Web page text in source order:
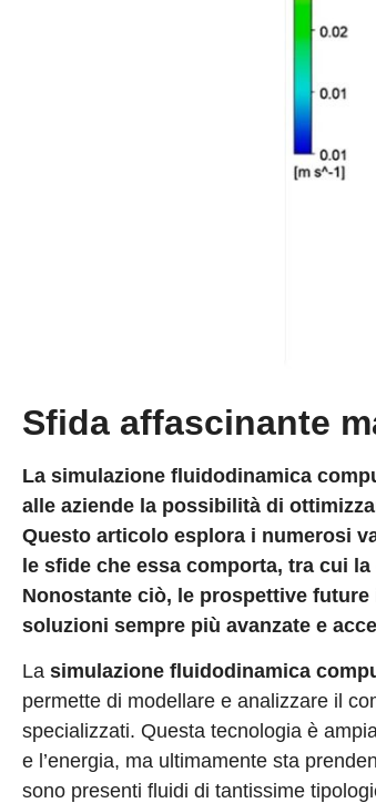
Sfida affascinante
La simulazione fluidodinamica
alle aziende la possibilità di
Questo articolo esplora i numerosi
le sfide che essa comporta, tra cui
Nonostante ciò, le prospettive
soluzioni sempre più avanzate e
La simulazione fluidodinamica
permette di modellare e analizzare il
specializzati. Questa tecnologia è
e l’energia, ma ultimamente sta
sono presenti fluidi di tantissime